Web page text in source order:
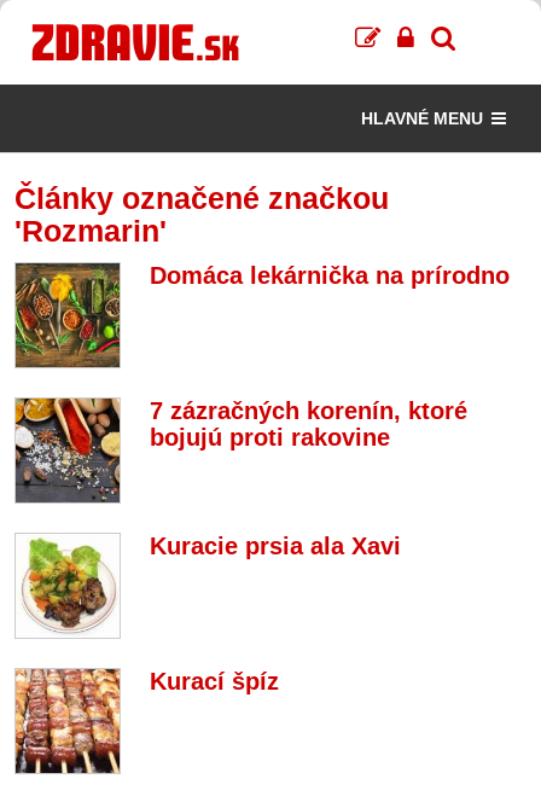
HLAVNÉ MENU
Články označené značkou
'Rozmarin'
Domáca lekárnička na prírodno
7 zázračných korenín, ktoré
bojujú proti rakovine
Kuracie prsia ala Xavi
Kurací špíz